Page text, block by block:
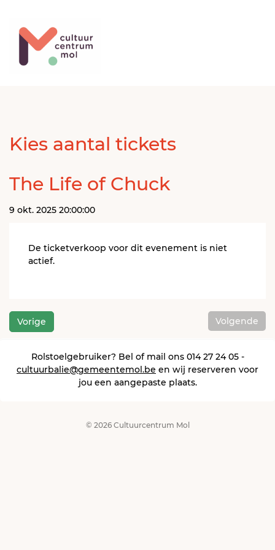
Kies aantal tickets
The Life of Chuck
9 okt. 2025 20:00:00
De ticketverkoop voor dit evenement is niet
actief.
Vorige Volgende
Rolstoelgebruiker? Bel of mail ons 014 27 24 05 -
cultuurbalie@gemeentemol.be en wij reserveren voor
jou een aangepaste plaats.
© 2026 Cultuurcentrum Mol